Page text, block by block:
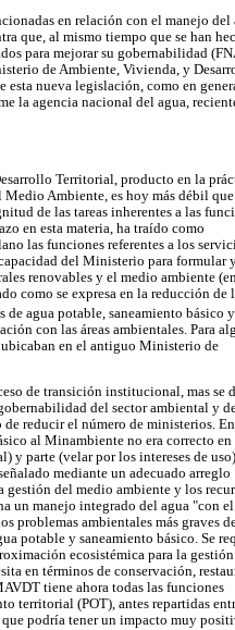
en relación con el manejo del
que, al mismo tiempo que se han
para mejorar su gobernabilidad
de Ambiente, Vivienda, y
esta nueva legislación, como en
la agencia nacional del agua,
Territorial, producto en la
Ambiente, es hoy más débil que
de las tareas inherentes a las
en esta materia, ha traído como
las funciones referentes a los
del Ministerio para formular
renovables y el medio ambiente
como se expresa en la reducción de
de agua potable, saneamiento básico y
con las áreas ambientales. Para
en el antiguo Ministerio de
de transición institucional, mas se
del sector ambiental y
reducir el número de ministerios.
al Minambiente no era correcto
y parte (velar por los intereses de
mediante un adecuado arreglo
del medio ambiente y los
un manejo integrado del agua "con
problemas ambientales más graves
potable y saneamiento básico. Se
ecosistémica para la
en términos de conservación,
tiene ahora todas las funciones
territorial (POT), antes repartidas
podría tener un impacto muy